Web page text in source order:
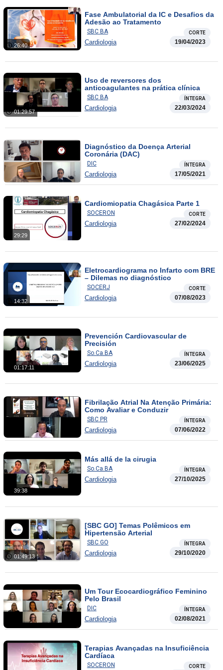
26:40
Fase Ambulatorial da IC e Desafios da
Adesão ao Tratamento
SBC BA CORTE
Cardiologia 19/04/2023
01:29:57
Uso de reversores dos
anticoagulantes na prática clínica
SBC BA ÍNTEGRA
Cardiologia 22/03/2024
Diagnóstico da Doença Arterial
Coronária (DAC)
DIC ÍNTEGRA
Cardiologia 17/05/2021
29:29
Cardiomiopatia Chagásica Parte 1
SOCERON CORTE
Cardiologia 27/02/2024
14:32
Eletrocardiograma no Infarto com BRE
– Dilemas no diagnóstico
SOCERJ CORTE
Cardiologia 07/08/2023
01:17:11
Prevención Cardiovascular de
Precisión
So.Ca.BA ÍNTEGRA
Cardiologia 23/06/2025
Fibrilação Atrial Na Atenção Primária:
Como Avaliar e Conduzir
SBC PR ÍNTEGRA
Cardiologia 07/06/2022
39:38
Más allá de la cirugia
So.Ca.BA ÍNTEGRA
Cardiologia 27/10/2025
01:49:13
[SBC GO] Temas Polêmicos em
Hipertensão Arterial
SBC GO ÍNTEGRA
Cardiologia 29/10/2020
Um Tour Ecocardiográfico Feminino
Pelo Brasil
DIC ÍNTEGRA
Cardiologia 02/08/2021
Terapias Avançadas na Insuficiência
Cardíaca
SOCERON CORTE